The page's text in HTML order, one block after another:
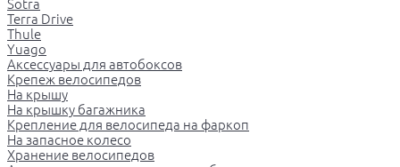
Sotra
Terra Drive
Thule
Yuago
Аксессуары для автобоксов
Крепеж велосипедов
На крышу
На крышку багажника
Крепление для велосипеда на фаркоп
На запасное колесо
Хранение велосипедов